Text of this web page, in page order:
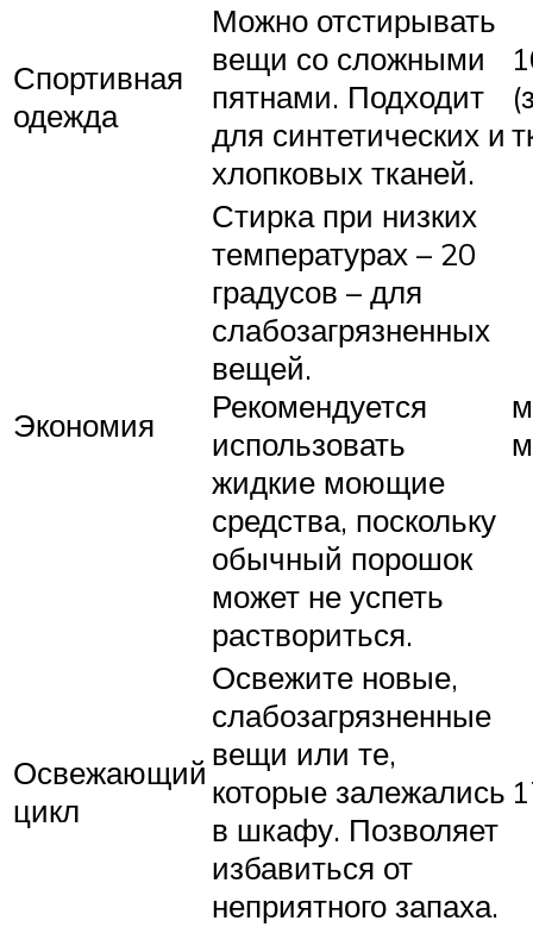
Спортивная
одежда
Можно отстирывать
вещи со сложными
пятнами. Подходит
для синтетических и
хлопковых тканей.
Экономия
Стирка при низких
температурах – 20
градусов – для
слабозагрязненных
вещей.
Рекомендуется
использовать
жидкие моющие
средства, поскольку
обычный порошок
может не успеть
раствориться.
Освежающий
цикл
Освежите новые,
слабозагрязненные
вещи или те,
которые залежались
в шкафу. Позволяет
избавиться от
неприятного запаха.